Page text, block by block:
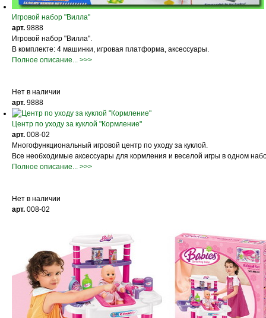
Игровой набор "Вилла"
арт. 9888
Игровой набор "Вилла".
В комплекте: 4 машинки, игровая платформа, аксессуары.
Полное описание... >>>
Нет в наличии
арт. 9888
Центр по уходу за куклой "Кормление"
арт. 008-02
Многофункциональный игровой центр по уходу за куклой.
Все необходимые аксессуары для кормления и веселой игры в одном
Полное описание... >>>
Нет в наличии
арт. 008-02